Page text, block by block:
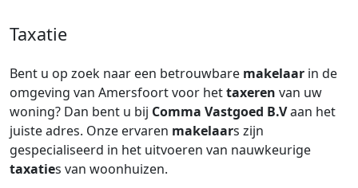
Taxatie
Bent u op zoek naar een betrouwbare makelaar in de
omgeving van Amersfoort voor hettaxeren van uw
woning? Dan bent u bij Comma Vastgoed B.Vaan het
juiste adres. Onze ervaren makelaars zijn
gespecialiseerd in het uitvoeren van nauwkeurige
taxaties van woonhuizen.